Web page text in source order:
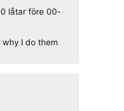
låtar före 00-
I do them